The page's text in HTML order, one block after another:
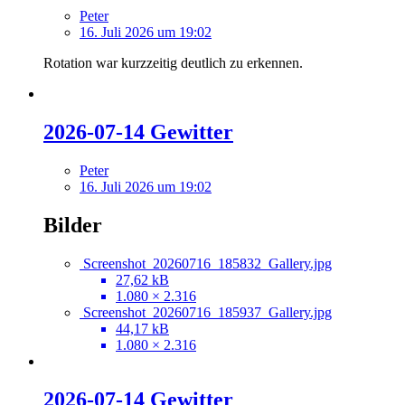
Peter
16. Juli 2026 um 19:02
Rotation war kurzzeitig deutlich zu erkennen.
2026-07-14 Gewitter
Peter
16. Juli 2026 um 19:02
Bilder
Screenshot_20260716_185832_Gallery.jpg
27,62 kB
1.080 × 2.316
Screenshot_20260716_185937_Gallery.jpg
44,17 kB
1.080 × 2.316
2026-07-14 Gewitter